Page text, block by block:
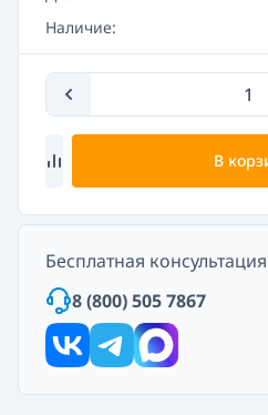
Наличие:
В
Бесплатная
8 (800) 505 7867